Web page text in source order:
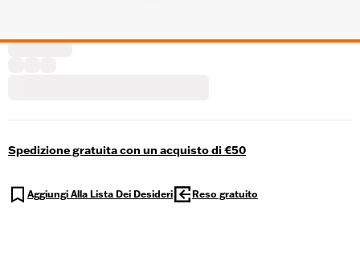
Spedizione gratuita con un acquisto di €50
Aggiungi Alla Lista Dei Desideri Reso gratuito